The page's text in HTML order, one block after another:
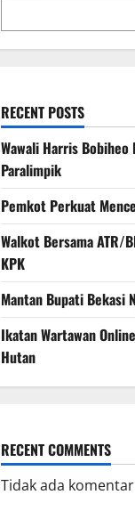
RECENT POSTS
Wawali Harris
Paralimpik
Pemkot Perkuat
Walkot Bersama ATR/
KPK
Mantan Bupati Bekasi
Ikatan Wartawan
Hutan
RECENT COMMENTS
Tidak ada